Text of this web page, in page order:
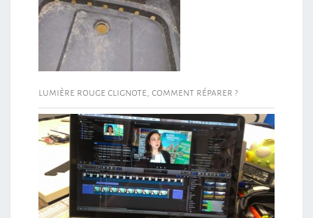
lumière rouge clignote, comment réparer ?